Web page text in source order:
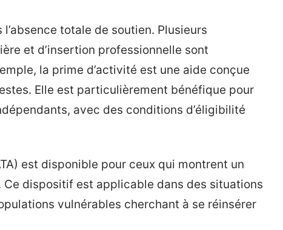
totale de soutien. Plusieurs
et d’insertion professionnelle sont
la prime d’activité est une aide conçue
Elle est particulièrement bénéfique pour
avec des conditions d’éligibilité
est disponible pour ceux qui montrent un
Ce dispositif est applicable dans des situations
vulnérables cherchant à se réinsérer